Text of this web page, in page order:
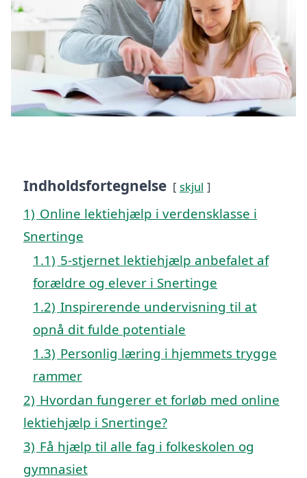
Indholdsfortegnelse skjul
1) Online lektiehjælp i verdensklasse i
Snertinge
1.1) 5-stjernet lektiehjælp anbefalet af
forældre og elever i Snertinge
1.2) Inspirerende undervisning til at
opnå dit fulde potentiale
1.3) Personlig læring i hjemmets trygge
rammer
2) Hvordan fungerer et forløb med online
lektiehjælp i Snertinge?
3) Få hjælp til alle fag i folkeskolen og
gymnasiet